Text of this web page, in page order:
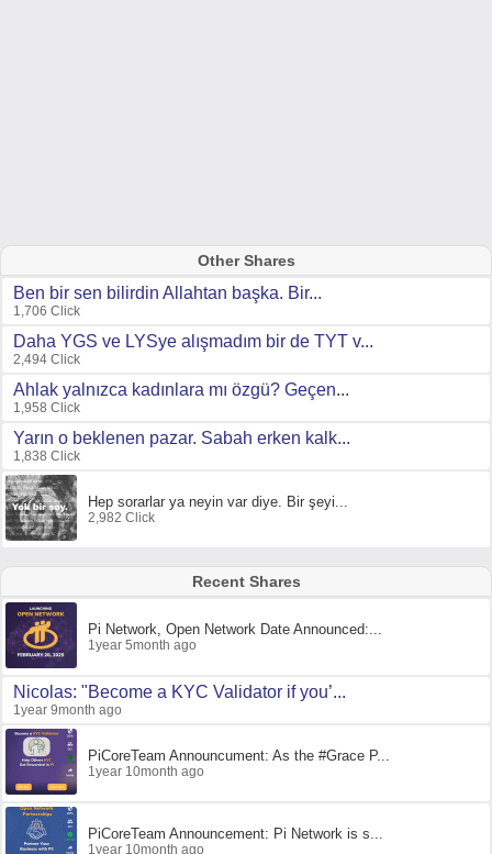
Other Shares
Ben bir sen bilirdin Allahtan başka. Bir...
1,706 Click
Daha YGS ve LYSye alışmadım bir de TYT v...
2,494 Click
Ahlak yalnızca kadınlara mı özgü? Geçen...
1,958 Click
Yarın o beklenen pazar. Sabah erken kalk...
1,838 Click
Hep sorarlar ya neyin var diye. Bir şeyi...
2,982 Click
Recent Shares
Pi Network, Open Network Date Announced:...
1year 5month ago
Nicolas: "Become a KYC Validator if you’...
1year 9month ago
PiCoreTeam Announcument: As the #Grace P...
1year 10month ago
PiCoreTeam Announcement: Pi Network is s...
1year 10month ago